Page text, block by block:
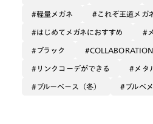
樹脂とメタルのコンビネーショ
あります。
かけた感覚も結構軽く楽な体感
軽量メガネ これぞ王道メガ
はじめてメガネにおすすめ
ブラック COLLABORATION
リンクコーデができる メタ
ブルーベース（冬） ブルベ